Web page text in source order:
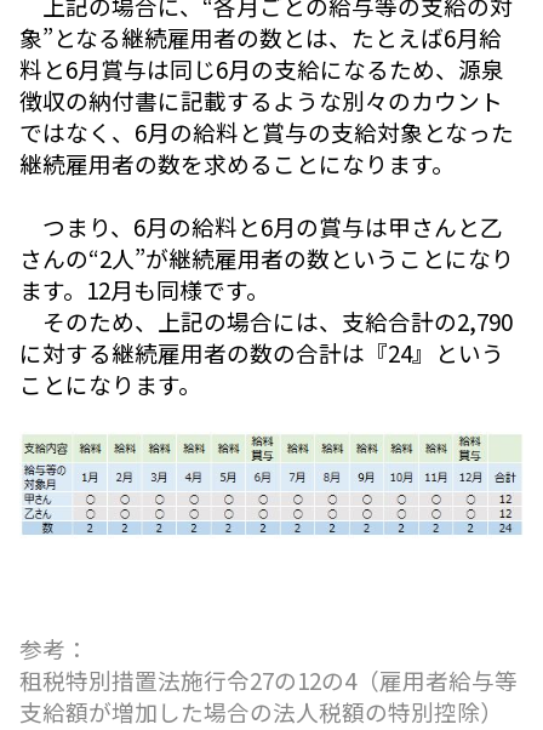
象”となる継続雇用者の数とは、たとえば6月給
料と6月賞与は同じ6月の支給になるため、源泉
徴収の納付書に記載するような別々のカウント
ではなく、6月の給料と賞与の支給対象となった
継続雇用者の数を求めることになります。
つまり、6月の給料と6月の賞与は甲さんと乙
さんの“2人”が継続雇用者の数ということになり
ます。12月も同様です。
そのため、上記の場合には、支給合計の2,790
に対する継続雇用者の数の合計は『24』という
ことになります。
参考：
租税特別措置法施行令27の12の4（雇用者給与等
支給額が増加した場合の法人税額の特別控除）